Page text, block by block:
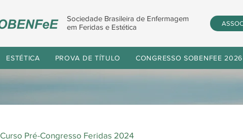
Sociedade Brasileira de Enfermagem
em Feridas e Estética
ESTÉTICA PROVA DE TÍTULO CONGRESSO SOBENFEE
Curso Pré-Congresso Feridas 2024